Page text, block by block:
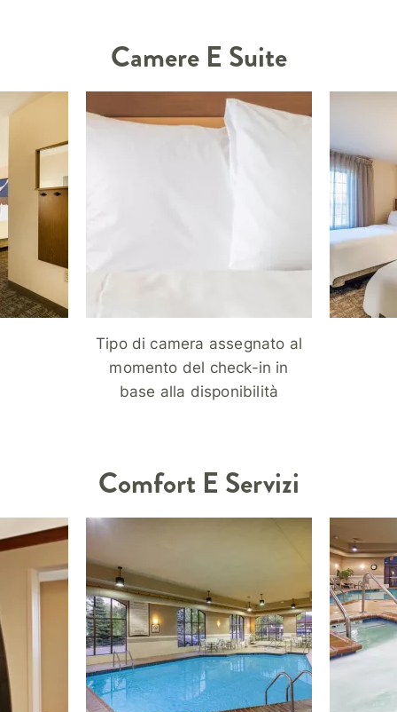
Camere E Suite
Tipo di camera assegnato al
momento del check-in in
base alla disponibilità
Comfort E Servizi